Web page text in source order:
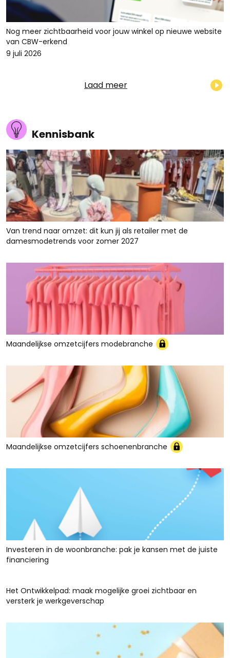
Nog meer zichtbaarheid voor jouw winkel op nieuwe website
van CBW-erkend
9 juli 2026
Laad meer
Kennisbank
Van trend naar omzet: dit kun jij als retailer met de
damesmodetrends voor zomer 2027
Maandelijkse omzetcijfers modebranche
Maandelijkse omzetcijfers schoenenbranche
Investeren in de woonbranche: pak je kansen met de juiste
financiering
Het Ontwikkelpad: maak mogelijke groei zichtbaar en
versterk je werkgeverschap